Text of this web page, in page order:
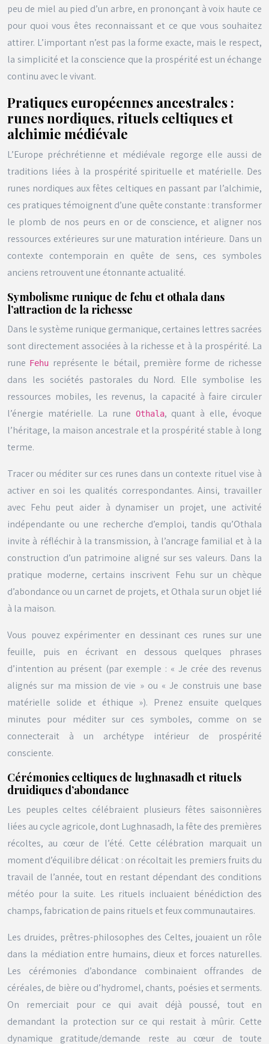
peu de miel au pied d’un arbre, en prononçant à voix haute ce
pour quoi vous êtes reconnaissant et ce que vous souhaitez
attirer. L’important n’est pas la forme exacte, mais le respect,
la simplicité et la conscience que la prospérité est un échange
continu avec le vivant.
Pratiques européennes ancestrales :
runes nordiques, rituels celtiques et
alchimie médiévale
L’Europe préchrétienne et médiévale regorge elle aussi de
traditions liées à la prospérité spirituelle et matérielle. Des
runes nordiques aux fêtes celtiques en passant par l’alchimie,
ces pratiques témoignent d’une quête constante : transformer
le plomb de nos peurs en or de conscience, et aligner nos
ressources extérieures sur une maturation intérieure. Dans un
contexte contemporain en quête de sens, ces symboles
anciens retrouvent une étonnante actualité.
Symbolisme runique de fehu et othala dans
l’attraction de la richesse
Dans le système runique germanique, certaines lettres sacrées
sont directement associées à la richesse et à la prospérité. La
rune Fehu représente le bétail, première forme de richesse
dans les sociétés pastorales du Nord. Elle symbolise les
ressources mobiles, les revenus, la capacité à faire circuler
l’énergie matérielle. La rune Othala, quant à elle, évoque
l’héritage, la maison ancestrale et la prospérité stable à long
terme.
Tracer ou méditer sur ces runes dans un contexte rituel vise à
activer en soi les qualités correspondantes. Ainsi, travailler
avec Fehu peut aider à dynamiser un projet, une activité
indépendante ou une recherche d’emploi, tandis qu’Othala
invite à réfléchir à la transmission, à l’ancrage familial et à la
construction d’un patrimoine aligné sur ses valeurs. Dans la
pratique moderne, certains inscrivent Fehu sur un chèque
d’abondance ou un carnet de projets, et Othala sur un objet lié
à la maison.
Vous pouvez expérimenter en dessinant ces runes sur une
feuille, puis en écrivant en dessous quelques phrases
d’intention au présent (par exemple : « Je crée des revenus
alignés sur ma mission de vie » ou « Je construis une base
matérielle solide et éthique »). Prenez ensuite quelques
minutes pour méditer sur ces symboles, comme on se
connecterait à un archétype intérieur de prospérité
consciente.
Cérémonies celtiques de lughnasadh et rituels
druidiques d’abondance
Les peuples celtes célébraient plusieurs fêtes saisonnières
liées au cycle agricole, dont Lughnasadh, la fête des premières
récoltes, au cœur de l’été. Cette célébration marquait un
moment d’équilibre délicat : on récoltait les premiers fruits du
travail de l’année, tout en restant dépendant des conditions
météo pour la suite. Les rituels incluaient bénédiction des
champs, fabrication de pains rituels et feux communautaires.
Les druides, prêtres-philosophes des Celtes, jouaient un rôle
dans la médiation entre humains, dieux et forces naturelles.
Les cérémonies d’abondance combinaient offrandes de
céréales, de bière ou d’hydromel, chants, poésies et serments.
On remerciait pour ce qui avait déjà poussé, tout en
demandant la protection sur ce qui restait à mûrir. Cette
dynamique gratitude/demande reste au cœur de toute